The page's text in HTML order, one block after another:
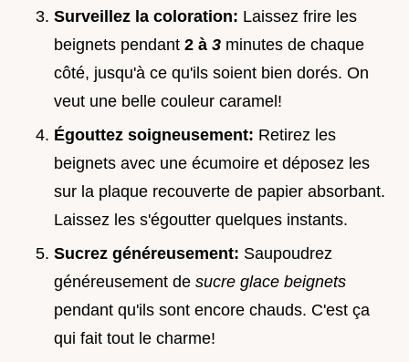
Surveillez la coloration: Laissez frire les
beignets pendant 2 à 3 minutes de chaque
côté, jusqu'à ce qu'ils soient bien dorés. On
veut une belle couleur caramel!
Égouttez soigneusement: Retirez les
beignets avec une écumoire et déposez les
sur la plaque recouverte de papier absorbant.
Laissez les s'égoutter quelques instants.
Sucrez généreusement: Saupoudrez
généreusement de sucre glace beignets
pendant qu'ils sont encore chauds. C'est ça
qui fait tout le charme!